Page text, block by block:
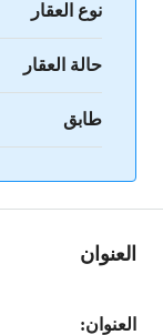
نوع العقار
حالة العقار
طابق
العنوان
العنوان: